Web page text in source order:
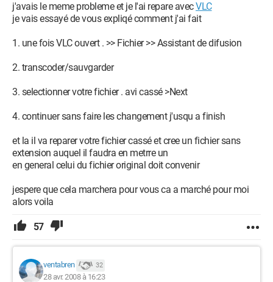
j'avais le meme probleme et je l'ai repare avecVLC
je vais essayé de vous expliqé comment j'ai fait
1. une fois VLC ouvert . >> Fichier >> Assistant de difusion
2. transcoder/sauvgarder
3. selectionner votre fichier . avi cassé >Next
4. continuer sans faire les changement j'usqu a finish
et la il va reparer votre fichier cassé et cree un fichier sans
extension auquel il faudra en metrre un
en general celui du fichier original doit convenir
jespere que cela marchera pour vous ca a marché pour moi
alors voila
57
ventabren 32
28 avr. 2008 à 16:23